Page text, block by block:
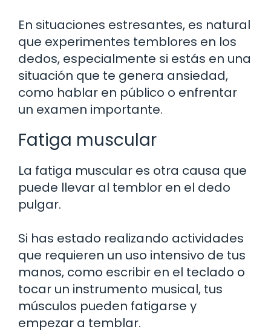
En situaciones estresantes, es natural
que experimentes temblores en los
dedos, especialmente si estás en una
situación que te genera ansiedad,
como hablar en público o enfrentar
un examen importante.
Fatiga muscular
La fatiga muscular es otra causa que
puede llevar al temblor en el dedo
pulgar.
Si has estado realizando actividades
que requieren un uso intensivo de tus
manos, como escribir en el teclado o
tocar un instrumento musical, tus
músculos pueden fatigarse y
empezar a temblar.